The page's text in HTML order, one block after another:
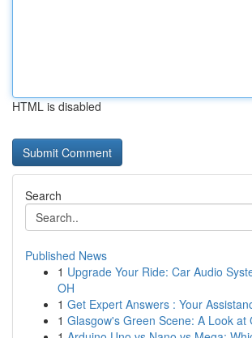
HTML is disabled
Search
Published News
1 Upgrade Your Ride: Car Audio
OH
1 Get Expert Answers : Your
1 Glasgow's Green Scene: A Look at